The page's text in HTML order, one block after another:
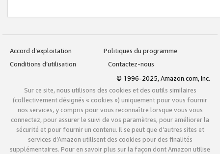
Accord d’exploitation
Politiques du programme
Conditions d’utilisation
Contactez-nous
© 1996-2025, Amazon.com, Inc.
Sur ce site, nous utilisons des cookies et des outils similaires
(collectivement désignés « cookies ») uniquement pour vous fournir
nos services, y compris pour vous reconnaître lorsque vous vous
connectez, pour assurer le suivi de vos paramètres, pour améliorer la
sécurité et pour fournir un contenu. Il se peut que d’autres sites et
services d’Amazon utilisent des cookies pour des finalités
supplémentaires. Pour en savoir plus sur la façon dont Amazon utilise